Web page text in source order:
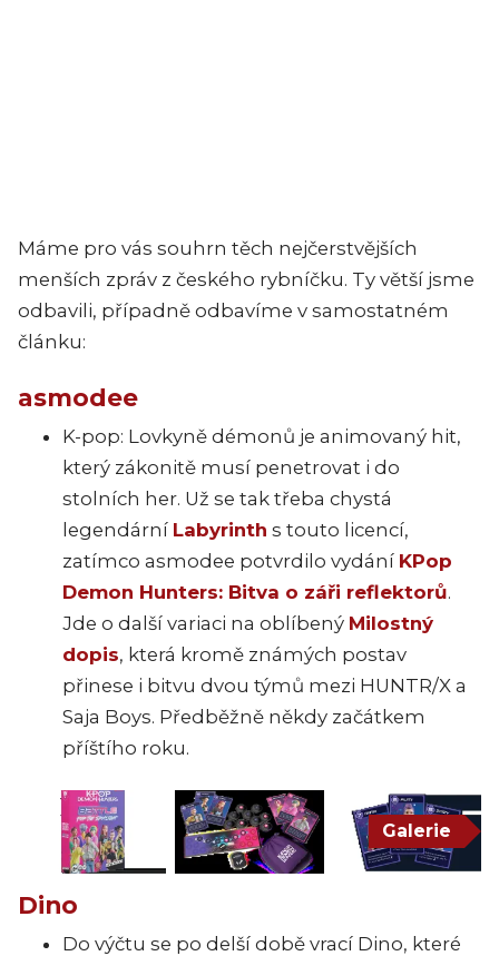
Máme pro vás souhrn těch nejčerstvějších
menších zpráv z českého rybníčku. Ty větší jsme
odbavili, případně odbavíme v samostatném
článku:
asmodee
K-pop: Lovkyně démonů je animovaný hit,
který zákonitě musí penetrovat i do
stolních her. Už se tak třeba chystá
legendární Labyrinth s touto licencí,
zatímco asmodee potvrdilo vydání KPop
Demon Hunters: Bitva o záři reflektorů.
Jde o další variaci na oblíbený Milostný
dopis, která kromě známých postav
přinese i bitvu dvou týmů mezi HUNTR/X a
Saja Boys. Předběžně někdy začátkem
příštího roku.
Galerie
Dino
Do výčtu se po delší době vrací Dino, které